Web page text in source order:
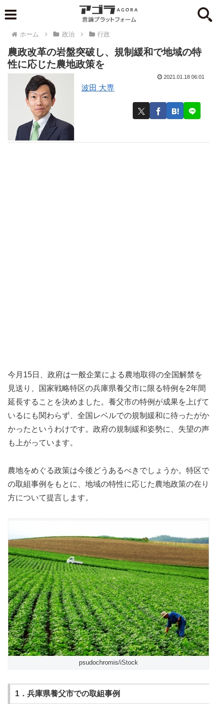
ホーム 政治 行政
農政改革の岩盤突破し、規制緩和で地域の特
性に応じた農地政策を
波田 大専
2021.01.18 06:01
今月15日、政府は一般企業による農地取得の全国解禁を
見送り、国家戦略特区の兵庫県養父市に限る特例を2年間
延長することを決めました。養父市の特例が成果を上げて
いるにも関わらず、全国レベルでの規制緩和に待ったがか
かったというわけです。政府の規制緩和姿勢に、失望の声
も上がっています。
農地をめぐる政策は今後どうあるべきでしょうか。特区で
の取組事例をもとに、地域の特性に応じた農地政策の在り
方について提言します。
psudochromis/iStock
1．兵庫県養父市での取組事例